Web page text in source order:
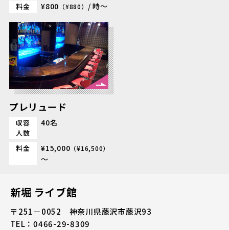
料金 ¥800 （¥880） / 時～
プレリュード
収容
人数
40名
料金 ¥15,000 （¥16,500）
～
新堀 ライブ館
〒251－0052 神奈川県藤沢市藤沢93
TEL： 0466-29-8309